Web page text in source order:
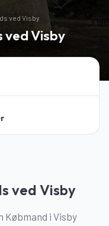
ved Visby
Visby
ved Visby
Købmand i Visby